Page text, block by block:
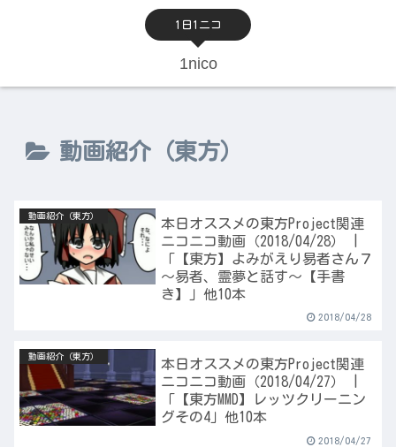
1日1ニコ
1nico
動画紹介（東方）
動画紹介（東方）
本日オススメの東方Project関連
ニコニコ動画（2018/04/28） |
「【東方】よみがえり易者さん７
～易者、霊夢と話す～【手書
き】」他10本
2018/04/28
動画紹介（東方）
本日オススメの東方Project関連
ニコニコ動画（2018/04/27） |
「【東方MMD】レッツクリーニン
グその4」他10本
2018/04/27